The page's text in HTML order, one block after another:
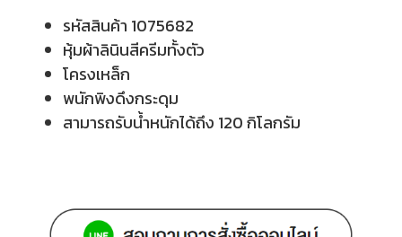
รหัสสินค้า 1075682
หุ้มผ้าลินินสีครีมทั้งตัว
โครงเหล็ก
พนักพิงดึงกระดุม
สามารถรับน้ำหนักได้ถึง 120 กิโลกรัม